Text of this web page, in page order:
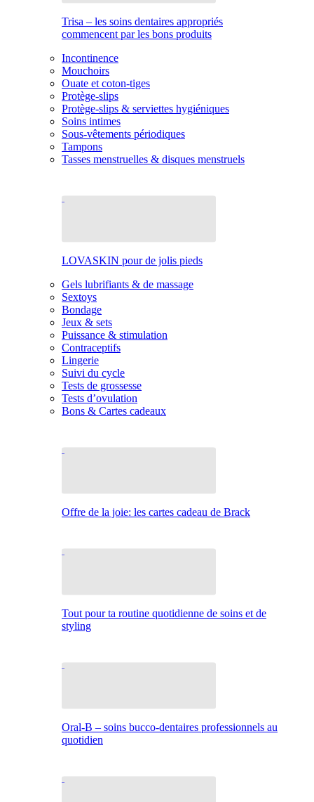
Trisa – les soins dentaires appropriés
commencent par les bons produits
Incontinence
Mouchoirs
Ouate et coton-tiges
Protège-slips
Protège-slips & serviettes hygiéniques
Soins intimes
Sous-vêtements périodiques
Tampons
Tasses menstruelles & disques menstruels
LOVASKIN pour de jolis pieds
Gels lubrifiants & de massage
Sextoys
Bondage
Jeux & sets
Puissance & stimulation
Contraceptifs
Lingerie
Suivi du cycle
Tests de grossesse
Tests d’ovulation
Bons & Cartes cadeaux
Offre de la joie: les cartes cadeau de Brack
Tout pour ta routine quotidienne de soins et de
styling
Oral-B – soins bucco-dentaires professionnels au
quotidien